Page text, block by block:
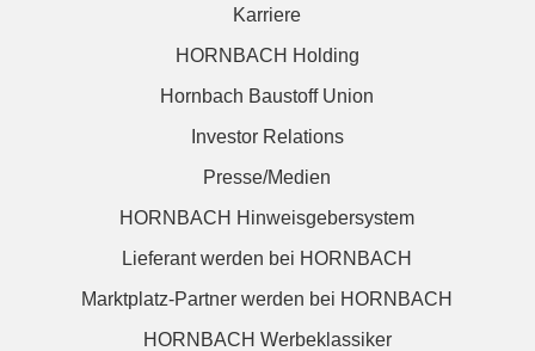
Karriere
HORNBACH Holding
Hornbach Baustoff Union
Investor Relations
Presse/Medien
HORNBACH Hinweisgebersystem
Lieferant werden bei HORNBACH
Marktplatz-Partner werden bei HORNBACH
HORNBACH Werbeklassiker